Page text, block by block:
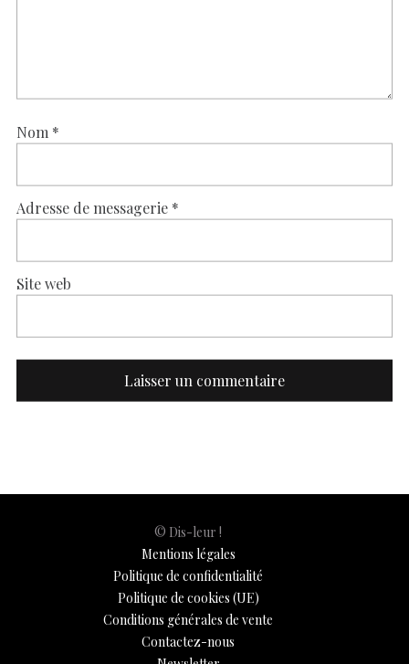
Nom *
Adresse de messagerie *
Site web
© Dis-leur !
Mentions légales
Politique de confidentialité
Politique de cookies (UE)
Conditions générales de vente
Contactez-nous